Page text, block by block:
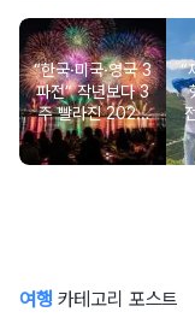
“한국·미국·영국 3
파전” 작년보다 3
주 빨라진 2026
서울세계불꽃축제
“
여행 카테고리 포스트